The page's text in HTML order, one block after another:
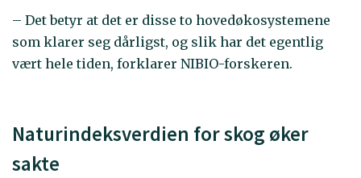
– Det betyr at det er disse to hovedøkosystemene
som klarer seg dårligst, og slik har det egentlig
vært hele tiden, forklarer NIBIO-forskeren.
Naturindeksverdien for skog øker
sakte